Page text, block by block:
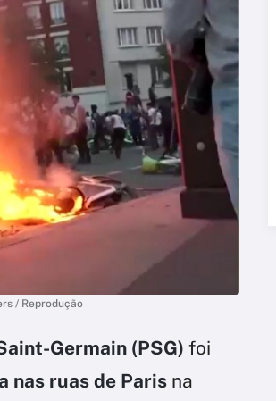
/ Reprodução
Germain (PSG) foi
nas ruas de Paris na